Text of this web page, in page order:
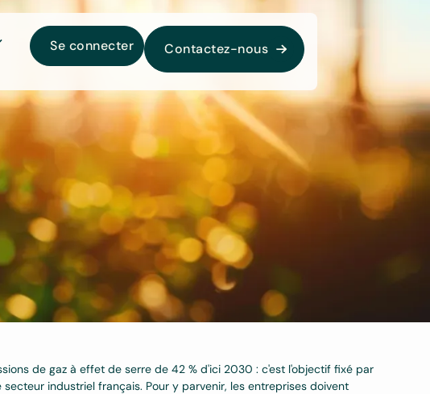
Se connecter Contactez-nous
de gaz à effet de serre de 42 % d'ici 2030 : c'est l'objectif fixé par
secteur industriel français. Pour y parvenir, les entreprises doivent